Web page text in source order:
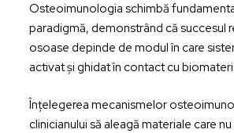
Osteoimunologia schimbă
paradigmă, demonstrând că succesul
osoase depinde de modul în care
activat și ghidat în contact cu
Înțelegerea mecanismelor
clinicianului să aleagă materiale care